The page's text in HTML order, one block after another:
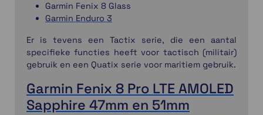
Garmin Fenix 8 Glass
Garmin Enduro 3
Er is tevens een Tactix serie, die een aantal
specifieke functies heeft voor tactisch (militair)
gebruik en een Quatix serie voor maritiem gebruik.
Garmin Fenix 8 Pro LTE AMOLED
Sapphire 47mm en 51mm